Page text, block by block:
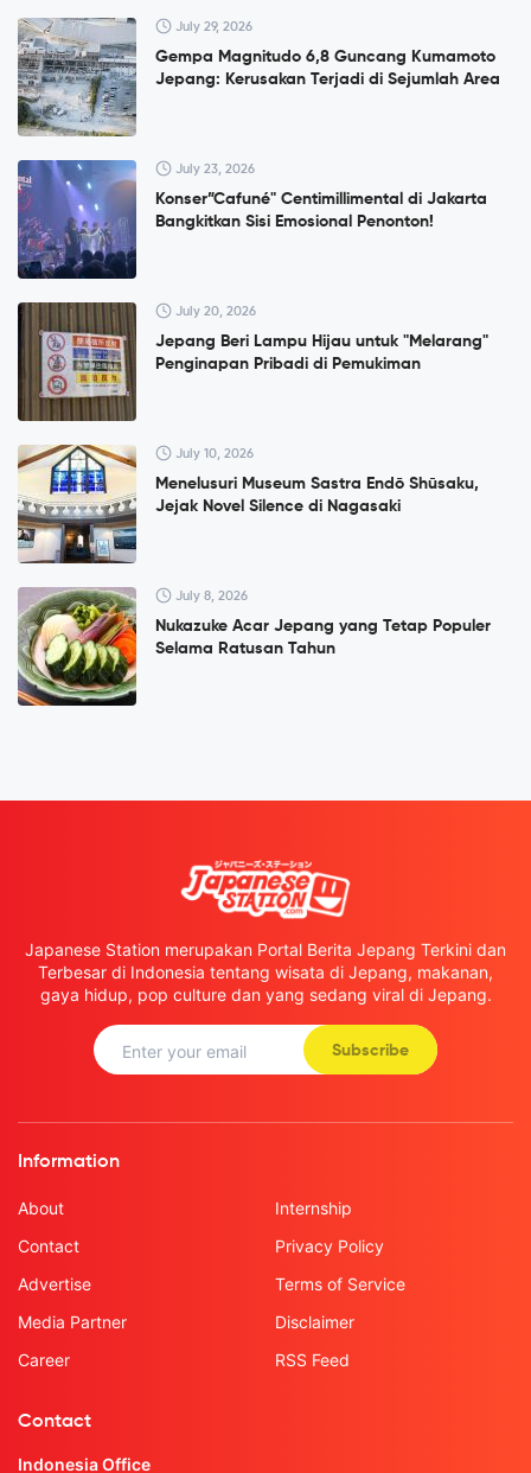
July 29, 2026
Gempa Magnitudo 6,8 Guncang Kumamoto
Jepang: Kerusakan Terjadi di Sejumlah Area
July 23, 2026
Konser”Cafuné" Centimillimental di Jakarta
Bangkitkan Sisi Emosional Penonton!
July 20, 2026
Jepang Beri Lampu Hijau untuk "Melarang"
Penginapan Pribadi di Pemukiman
July 10, 2026
Menelusuri Museum Sastra Endō Shūsaku,
Jejak Novel Silence di Nagasaki
July 8, 2026
Nukazuke Acar Jepang yang Tetap Populer
Selama Ratusan Tahun
Japanese Station merupakan Portal Berita Jepang Terkini dan
Terbesar di Indonesia tentang wisata di Jepang, makanan,
gaya hidup, pop culture dan yang sedang viral di Jepang.
Subscribe
Information
About
Contact
Advertise
Media Partner
Career
Internship
Privacy Policy
Terms of Service
Disclaimer
RSS Feed
Contact
Indonesia Office